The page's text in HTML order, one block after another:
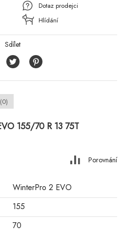
Dotaz prodejci
Hlídání
Sdílet
155/70 R 13 75T
Porovnání
WinterPro 2 EVO
155
70